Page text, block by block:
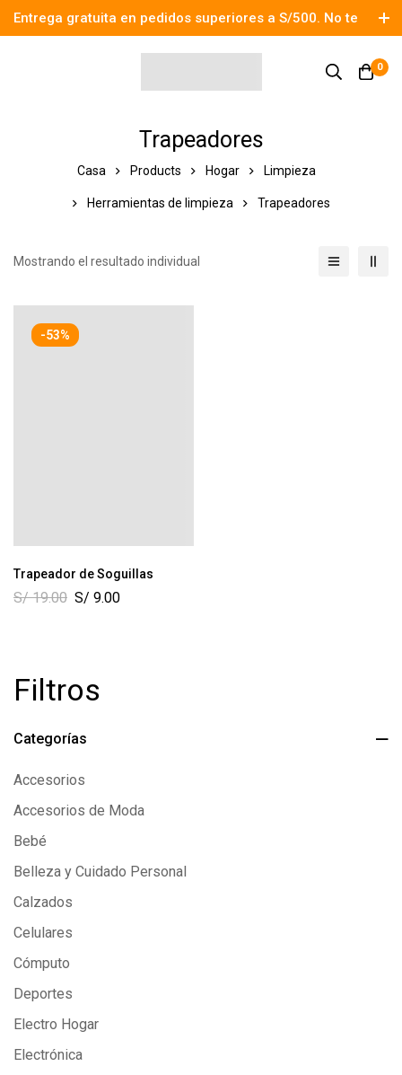
Entrega gratuita en pedidos superiores a S/500. No te
pierdas el descuento.
0
Trapeadores
Casa Products Hogar Limpieza
Herramientas de limpieza Trapeadores
Filtros
Categorías
Accesorios
Accesorios de Moda
Bebé
Belleza y Cuidado Personal
Calzados
Celulares
Cómputo
Deportes
Electro Hogar
Electrónica
Mostrando el resultado individual
-53%
Trapeador de Soguillas
S/19.00 S/ 9.00